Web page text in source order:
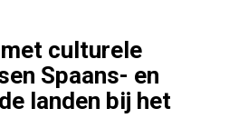
culturele
Spaans- en
landen bij het